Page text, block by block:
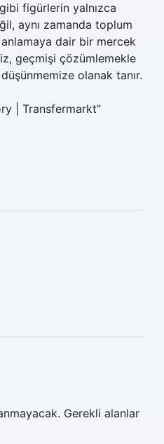
figürlerin yalnızca
aynı zamanda toplum
dair bir mercek
geçmişi çözümlemekle
olanak tanır.
| Transfermarkt”
Gerekli alanlar